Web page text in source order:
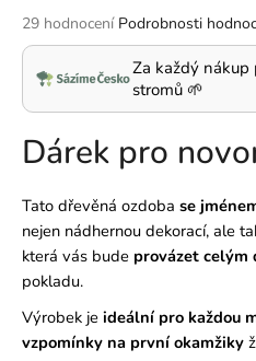
Průměrné
hodnocení
4,9
5
hvězdiček.
29 hodnocení Podrobnosti
Za každý nákup
stromů 🌱
Dárek pro
Tato dřevěná ozdoba se
nejen nádhernou dekorací, ale
která vás bude provázet celým
pokladu.
Výrobek je ideální pro každou
vzpomínky na první okamžiky
D
o
o
u
č
u
j
e
m
e